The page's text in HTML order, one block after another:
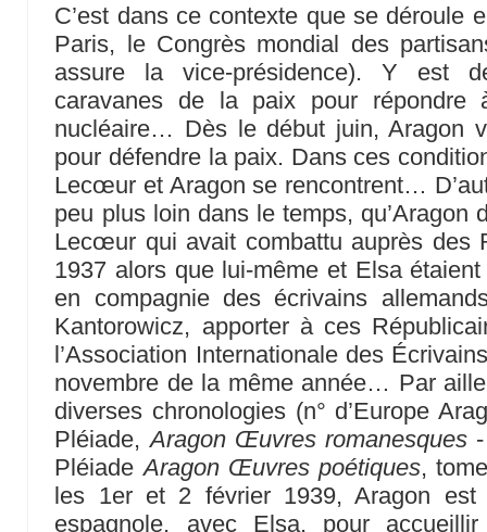
C’est dans ce contexte que se déroule
Paris, le Congrès mondial des
assure la vice-présidence). Y est
caravanes de la paix pour répondre
nucléaire… Dès le début juin, Aragon
pour défendre la paix. Dans ces
Lecœur et Aragon se rencontrent…
peu plus loin dans le temps, qu’Aragon
Lecœur qui avait combattu auprès des
1937 alors que lui-même et Elsa
en compagnie des écrivains
Kantorowicz, apporter à ces
l’Association Internationale des
novembre de la même année… Par
diverses chronologies (n° d’Europe
Pléiade,Aragon Œuvres romanesques
PléiadeAragon Œuvres poétiques,
les 1er et 2 février 1939, Aragon
espagnole, avec Elsa, pour